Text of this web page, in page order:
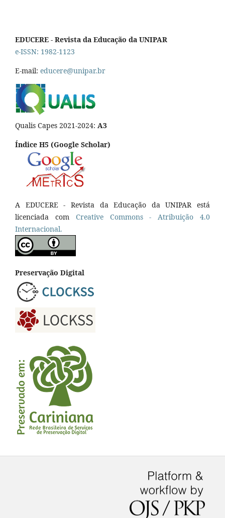
EDUCERE - Revista da Educação da UNIPAR
e-ISSN: 1982-1123
E-mail: educere@unipar.br
Qualis Capes 2021-2024: A3
Índice H5 (Google Scholar)
A EDUCERE - Revista da Educação da UNIPAR está
licenciada com CreativeCommons - Atribuição 4.0
Internacional.
Preservação Digital